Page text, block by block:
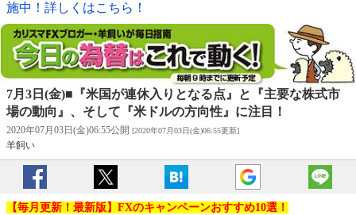
施中！詳しくはこちら！
7月3日(金)■『米国が連休入りとなる点』と『主要な株式市
場の動向』、そして『米ドルの方向性』に注目！
2020年07月03日(金)06:55公開 [2020年07月03日(金)06:55更新]
羊飼い
【毎月更新！最新版】FXのキャンペーンおすすめ10選！